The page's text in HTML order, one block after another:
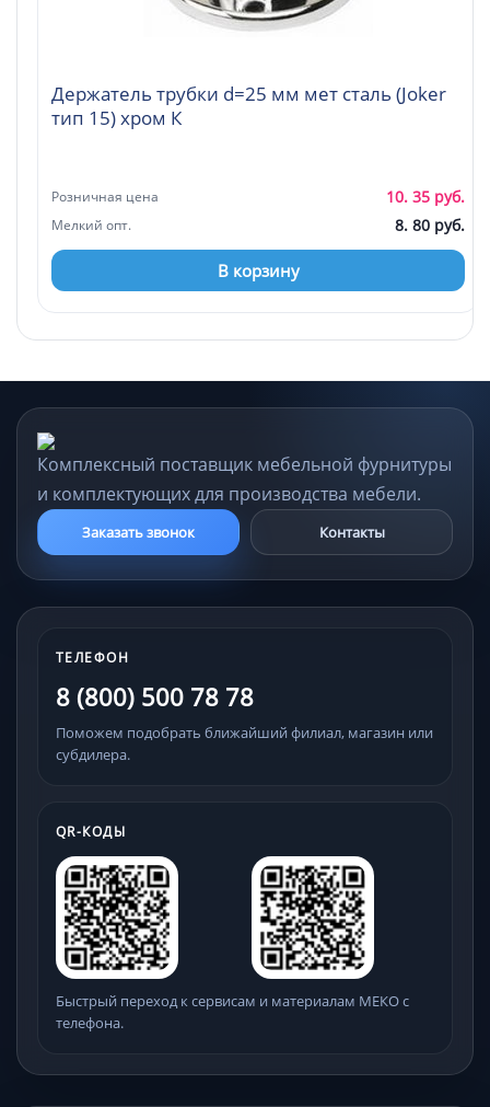
Держатель трубки d=25 мм мет сталь (Joker
тип 15) хром К
Розничная цена 10. 35 руб.
Мелкий опт. 8. 80 руб.
В корзину
Комплексный поставщик мебельной фурнитуры
и комплектующих для производства мебели.
Заказать звонок Контакты
ТЕЛЕФОН
8 (800) 500 78 78
Поможем подобрать ближайший филиал, магазин или
субдилера.
QR-КОДЫ
Быстрый переход к сервисам и материалам МЕКО с
телефона.